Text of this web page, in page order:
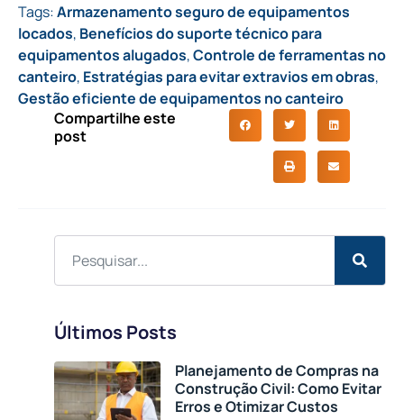
Tags:Armazenamento seguro de equipamentos
locados, Benefícios do suporte técnico para
equipamentos alugados,Controle de ferramentas no
canteiro, Estratégias para evitar extravios em obras,
Gestão eficiente de equipamentos no canteiro
Compartilhe este
post
Últimos Posts
Planejamento de Compras na
Construção Civil: Como Evitar
Erros e Otimizar Custos